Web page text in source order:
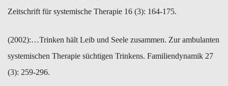
Zeitschrift für systemische Therapie 16 (3): 164-175.
(2002):​…Trinken hält Leib und Seele zusammen. Zur ambulanten
​systemischen Therapie süchtigen Trinkens. Familiendynamik 27
(3): 259-296.